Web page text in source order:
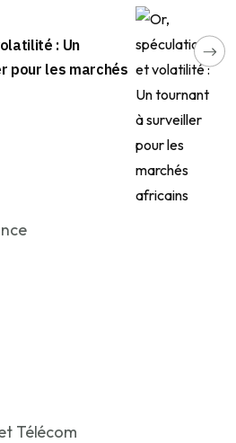
: Un
pour les marchés
Télécom